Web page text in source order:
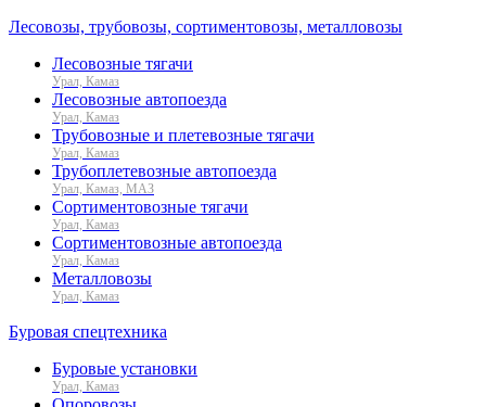
Лесовозы, трубовозы, сортиментовозы, металловозы
Лесовозные тягачи
Урал, Камаз
Лесовозные автопоезда
Урал, Камаз
Трубовозные и плетевозные тягачи
Урал, Камаз
Трубоплетевозные автопоезда
Урал, Камаз, МАЗ
Сортиментовозные тягачи
Урал, Камаз
Сортиментовозные автопоезда
Урал, Камаз
Металловозы
Урал, Камаз
Буровая спецтехника
Буровые установки
Урал, Камаз